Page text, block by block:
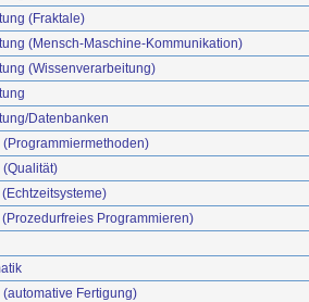
(Fraktale)
(Mensch-Maschine-Kommunikation)
(Wissenverarbeitung)
Datenbanken
Programmieren)
Fertigung)